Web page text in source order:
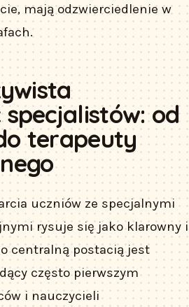
mają odzwierciedlenie w
od
terapeuty
uczniów ze specjalnymi
rysuje się jako klarowny i
centralną postacią jest
często pierwszym
i nauczycieli